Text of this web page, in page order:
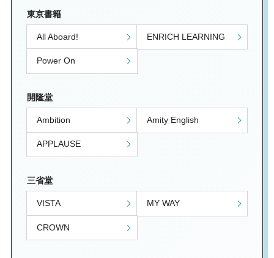
東京書籍
All Aboard! ENRICH LEARNING
Power On
開隆堂
Ambition Amity English
APPLAUSE
三省堂
VISTA MY WAY
CROWN